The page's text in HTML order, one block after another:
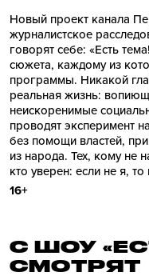
Новый проект канала
журналистское
говорят себе: «Есть
сюжета, каждому из
программы. Никакой
реальная жизнь:
неискоренимые
проводят эксперимент
без помощи властей,
из народа. Тех, кому не
кто уверен: если не я, то
16+
С ШОУ
СМОТРЯТ